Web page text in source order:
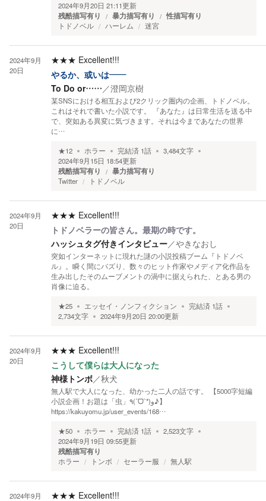
2024年9月20日 21:11更新
残酷描写有り 暴力描写有り 性描写有り
トドノベル ハーレム 迷宮
2024年9月
20日
★★★ Excellent!!!
やるか、或いは——
To Do or……／澄岡京樹
某SNSにおける相互および2クリック圏内の企画、トドノベル。
これはそれで書いた小説です。 『あなた』は日常生活を送る中
で、突如ある異変に気づきます。それは今まであなたの世界
に…
★12 ホラー 完結済 1話 3,484文字
2024年9月15日 18:54更新
残酷描写有り 暴力描写有り
Twitter トドノベル
2024年9月
20日
★★★ Excellent!!!
トドノベラーの皆さん。最期の時です。
ハッシュタグ付きインタビュー／やきなおし
突如インターネットに現れた謎の小説投稿ブーム『トドノベ
ル』。瞬く間にバズり、数々のヒット作家やメディア化作品を
生み出したそのムーブメントの渦中に据えられた、とある男の
肖像に迫る。
★25 エッセイ・ノンフィクション 完結済 1話
2,734文字 2024年9月20日 20:00更新
2024年9月
20日
★★★ Excellent!!!
こうして僕らは大人になった
神様トンボ／秋犬
無人駅で大人になった、幼かった二人の話です。 【5000字短編
小説企画！お題は「虫」٩(ˊᗜˋ*)و♪】
https://kakuyomu.jp/user_events/168…
★50 ホラー 完結済 1話 2,523文字
2024年9月19日 09:55更新
残酷描写有り
ホラー トンボ セーラー服 無人駅
2024年9月 ★★★ Excellent!!!